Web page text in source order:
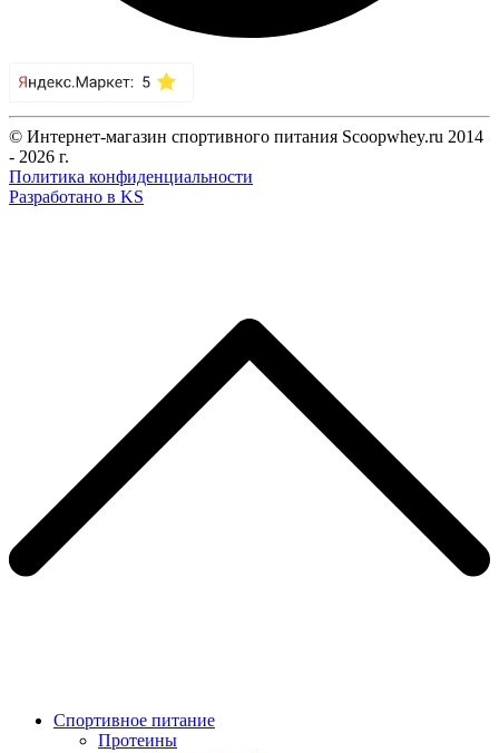
© Интернет-магазин спортивного питания Scoopwhey.ru 2014
- 2026 г.
Политика конфиденциальности
Разработано в KS
Спортивное питание
Протеины